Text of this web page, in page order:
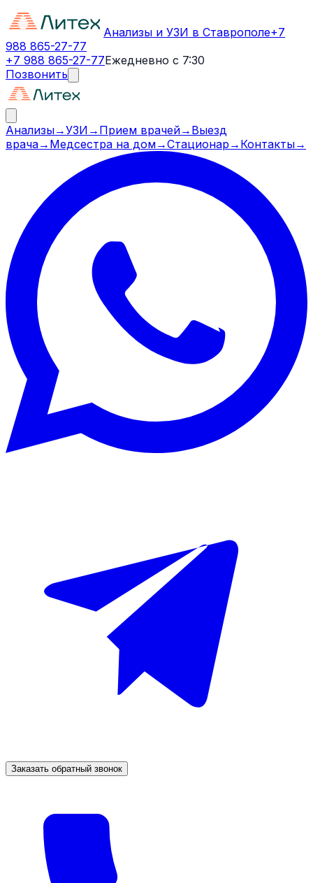
Анализы и УЗИ в Ставрополе+7
988 865-27-77
+7 988 865-27-77Ежедневно с 7:30
Позвонить
Анализы→УЗИ → Прием врачей→ Выезд
врача→ Медсестра на дом→Стационар → Контакты→
Заказать обратный звонок